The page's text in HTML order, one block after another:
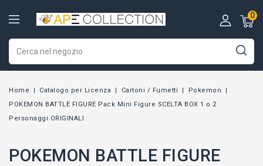
0
Home Catalogo per Licenza Cartoni / Fumetti
Pokemon
POKEMON BATTLE FIGURE Pack Mini Figure SCELTA BOX 1 o 2
Personaggi ORIGINALI
POKEMON BATTLE FIGURE